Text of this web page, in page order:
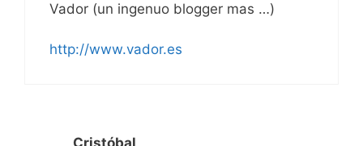
Vador (un ingenuo blogger mas …)
http://www.vador.es